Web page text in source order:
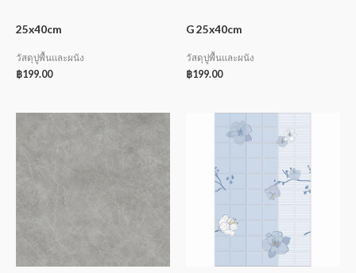
25x40cm
วัสดุปูพื้นและผนัง
฿199.00
G 25x40cm
วัสดุปูพื้นและผนัง
฿199.00